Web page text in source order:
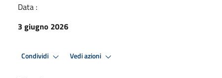
Data :
3 giugno 2026
Condividi Vedi azioni